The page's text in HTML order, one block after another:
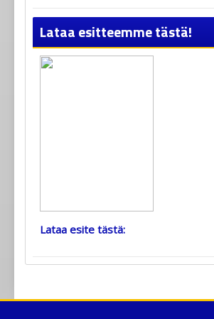
Lataa esitteemme tästä!
Lataa esite tästä: